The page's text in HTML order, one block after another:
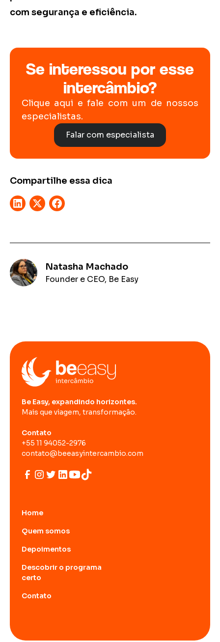
com segurança e eficiência.
Se interessou por esse
intercâmbio?
Clique aqui e fale com um de nossos
especialistas.
Falar com especialista
Compartilhe essa dica
Natasha Machado
Founder e CEO, Be Easy
Be Easy, expandindo horizontes.
Mais que viagem, transformação.
Contato
+55 11 94052-2976
contato@beeasyintercambio.com
Home
Quem somos
Depoimentos
Descobrir o programa
certo
Contato